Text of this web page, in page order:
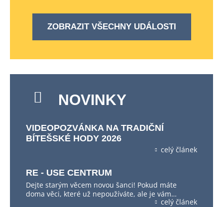
ZOBRAZIT VŠECHNY UDÁLOSTI
NOVINKY
VIDEOPOZVÁNKA NA TRADIČNÍ
BÍTEŠSKÉ HODY 2026
celý článek
RE - USE CENTRUM
Dejte starým věcem novou šanci! Pokud máte
doma věci, které už nepoužíváte, ale je vám…
celý článek